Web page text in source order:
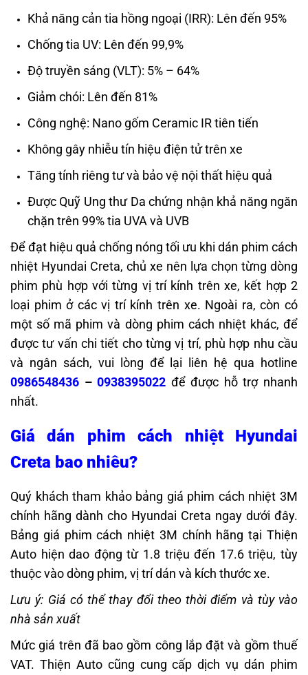
Khả năng cản tia hồng ngoại (IRR): Lên đến 95%
Chống tia UV: Lên đến 99,9%
Độ truyền sáng (VLT): 5% – 64%
Giảm chói: Lên đến 81%
Công nghệ: Nano gốm Ceramic IR tiên tiến
Không gây nhiễu tín hiệu điện tử trên xe
Tăng tính riêng tư và bảo vệ nội thất hiệu quả
Được Quỹ Ung thư Da chứng nhận khả năng ngăn
chặn trên 99% tia UVA và UVB
Để đạt hiệu quả chống nóng tối ưu khi dán phim cách
nhiệt Hyundai Creta, chủ xe nên lựa chọn từng dòng
phim phù hợp với từng vị trí kính trên xe, kết hợp 2
loại phim ở các vị trí kính trên xe. Ngoài ra, còn có
một số mã phim và dòng phim cách nhiệt khác, để
được tư vấn chi tiết cho từng vị trí, phù hợp nhu cầu
và ngân sách, vui lòng để lại liên hệ qua hotline
0986548436 –0938395022 để được hỗ trợ nhanh
nhất.
Giá dán phim cách nhiệt Hyundai
Creta bao nhiêu?
Quý khách tham khảo bảng giá phim cách nhiệt 3M
chính hãng dành cho Hyundai Creta ngay dưới đây.
Bảng giá phim cách nhiệt 3M chính hãng tại Thiện
Auto hiện dao động từ 1.8 triệu đến 17.6 triệu, tùy
thuộc vào dòng phim, vị trí dán và kích thước xe.
Lưu ý: Giá có thể thay đổi theo thời điểm và tùy vào
nhà sản xuất
Mức giá trên đã bao gồm công lắp đặt và gồm thuế
VAT. Thiện Auto cũng cung cấp dịch vụ dán phim